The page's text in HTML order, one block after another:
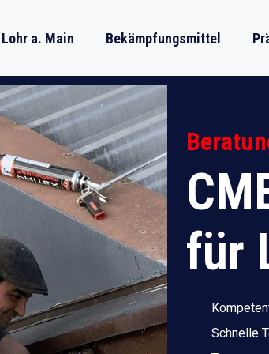
a. Main Bekämpfungsmittel
für
Schnelle